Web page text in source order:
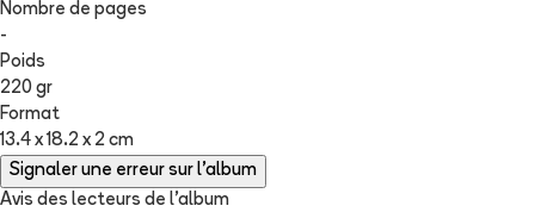
Nombre de pages
-
Poids
220 gr
Format
13.4 x 18.2 x 2 cm
Signaler une erreur sur l'album
Avis des lecteurs de l'album